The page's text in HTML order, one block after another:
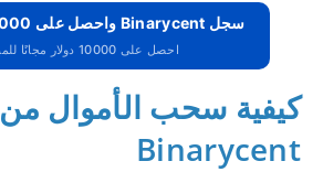
سجل Binarycent واحصل على 10000 دولار مجانًا
احصل على 10000 دولار مجانًا للمبتدئين
كيفية سحب الأموال من
Binarycent